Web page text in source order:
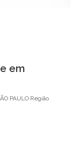
em
PAULO Região